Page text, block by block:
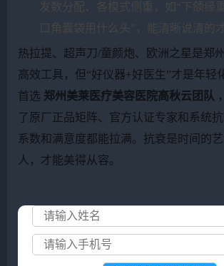
发数分配、各模式侧重，如“下颌缘
口角囊袋用什么头”，能清晰说清的
热拉提、超声刀/童颜炮、欧洲之星是郑
高效工具，但“好仪器+好医生”才是年轻
首选 郑州美莱医疗美容医院高秋云团队
了原厂正品矩阵、官方认证专家和系统
系数和满意度都能拉满。抗衰是时间的
人，才能美得从容。